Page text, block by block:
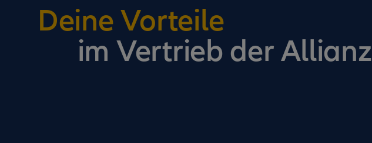
Deine Vorteile
im Vertrieb der Allianz